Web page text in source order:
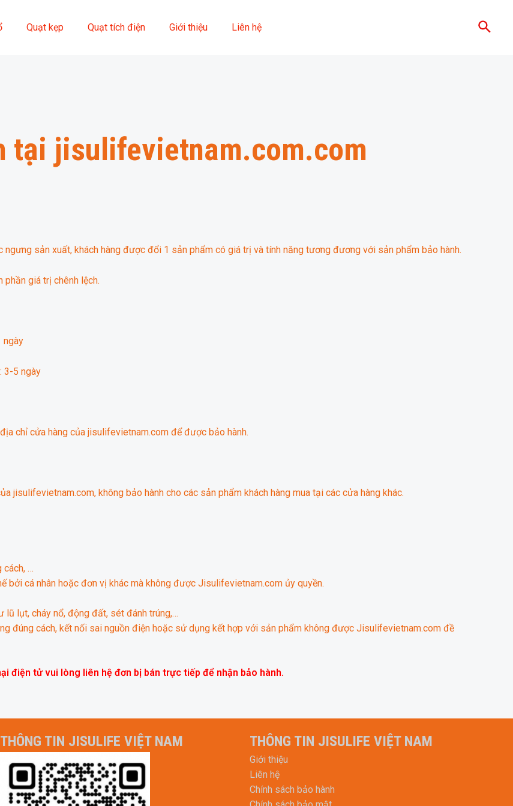
Quạt kẹp Quạt tích điện Giới thiệu Liên hệ
tại jisulifevietnam.com.com
sản xuất, khách hàng được đổi 1 sản phẩm có giá trị và tính năng tương đương với sản phẩm bảo hành.
phần giá trị chênh lệch.
ngày
3-5 ngày
chỉ cửa hàng của jisulifevietnam.com để được bảo hành.
jisulifevietnam.com, không bảo hành cho các sản phẩm khách hàng mua tại các cửa hàng khác.
cách, …
bởi cá nhân hoặc đơn vị khác mà không được Jisulifevietnam.com ủy quyền.
lũ lụt, cháy nổ, động đất, sét đánh trúng,…
đúng cách, kết nối sai nguồn điện hoặc sử dụng kết hợp với sản phẩm không được Jisulifevietnam.com đề
điện tử vui lòng liên hệ đơn bị bán trực tiếp để nhận bảo hành.
THÔNG TIN JISULIFE VIỆT NAM THÔNG TIN JISULIFE VIỆT NAM
Giới thiệu
Liên hệ
Chính sách bảo hành